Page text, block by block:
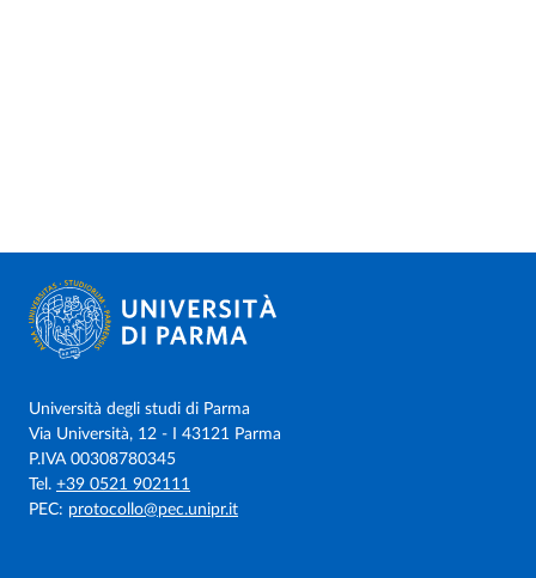
Università degli studi di Parma
Via Università, 12 - I 43121 Parma
P.IVA 00308780345
Tel. +39 0521 902111
PEC: protocollo@pec.unipr.it